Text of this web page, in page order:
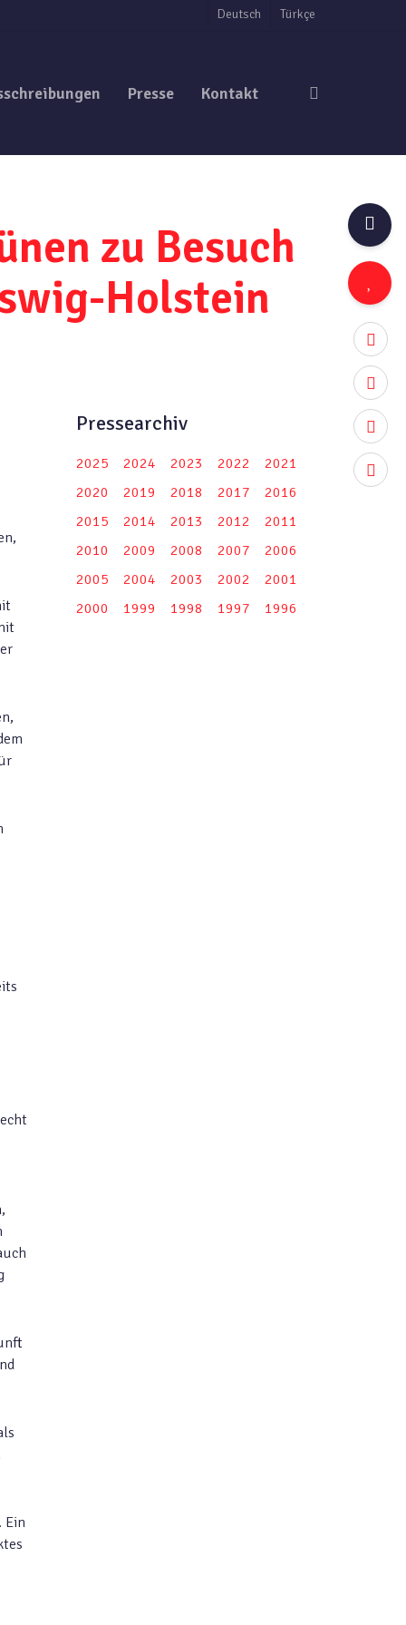
twitter
Deutsch Türkçe
Presse Kontakt
zu Besuch
Holstein
Ein
Pressearchiv
2025 2024 2023 2022
2021
2020
2019 2018 2017
2016
2015
2014 2013 2012
2011
2010
2009 2008 2007
2006
2005
2004 2003 2002
2001
2000
1999 1998 1997 1996